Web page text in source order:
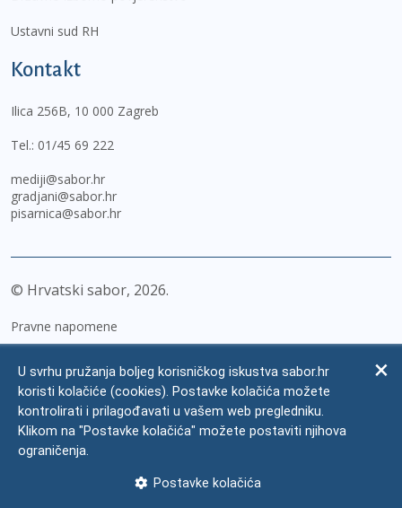
Ustavni sud RH
Kontakt
Ilica 256B, 10 000 Zagreb
Tel.: 01/45 69 222
mediji@sabor.hr
gradjani@sabor.hr
pisarnica@sabor.hr
© Hrvatski sabor, 2026
Pravne napomene
Zaštita osobnih podataka
Impressum
Česta pitanja
U svrhu pružanja boljeg korisničkog iskustva sabor.hr
koristi kolačiće (cookies). Postavke kolačića možete
kontrolirati i prilagođavati u vašem web pregledniku.
Klikom na "Postavke kolačića" možete postaviti njihova
ograničenja.
Postavke kolačića